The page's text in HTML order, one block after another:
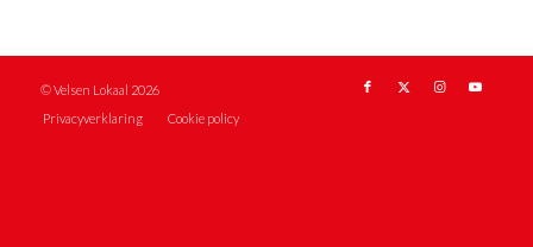
© Velsen Lokaal 2026
Privacyverklaring
Cookie policy